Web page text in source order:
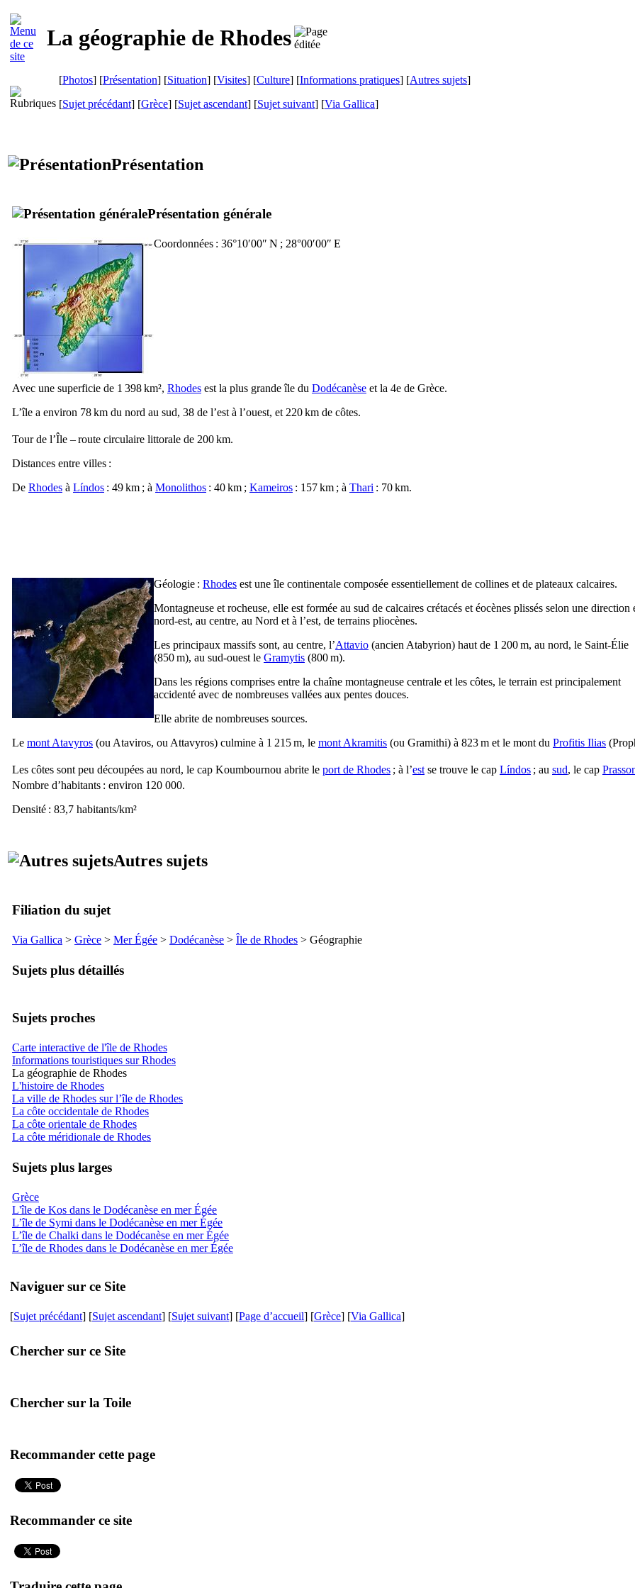
La géographie de Rhodes
[Photos] [Présentation] [Situation] [Visites] [Culture] [Informations pratiques] [Autres sujets]
[Sujet précédant] [Grèce] [Sujet ascendant] [Sujet suivant] [Via Gallica]
Présentation
Présentation générale
Coordonnées : 36°10′00″ N ; 28°00′00″ E
Avec une superficie de 1 398 km², Rhodes est la plus grande île du Dodécanèse et la 4e de Grèce.
L’île a environ 78 km du nord au sud, 38 de l’est à l’ouest, et 220 km de côtes.
Tour de l’Île – route circulaire littorale de 200 km.
Distances entre villes :
De Rhodes à Líndos : 49 km ; à Monolithos : 40 km ; Kameiros : 157 km ; à Thari : 70 km.
Géologie : Rhodes est une île continentale composée essentiellement de collines et de plateaux calcaires.
Montagneuse et rocheuse, elle est formée au sud de calcaires crétacés et éocènes plissés selon une direction
nord-est, au centre, au Nord et à l’est, de terrains pliocènes.
Les principaux massifs sont, au centre, l’Attavio (ancien Atabyrion) haut de 1 200 m, au nord, le Saint-Élie
(850 m), au sud-ouest le Gramytis (800 m).
Dans les régions comprises entre la chaîne montagneuse centrale et les côtes, le terrain est principalement
accidenté avec de nombreuses vallées aux pentes douces.
Elle abrite de nombreuses sources.
Le mont Atavyros (ou Ataviros, ou Attavyros) culmine à 1 215 m, le mont Akramitis (ou Gramithi) à 823 m et le mont du Profitis Ilias
Les côtes sont peu découpées au nord, le cap Koumbournou abrite le port de Rhodes ; à l’est se trouve le cap Líndos ; au sud, le cap
Nombre d’habitants : environ 120 000.
Densité : 83,7 habitants/km²
Autres sujets
Filiation du sujet
Via Gallica > Grèce > Mer Égée > Dodécanèse > Île de Rhodes > Géographie
Sujets plus détaillés
Sujets proches
Carte interactive de l'île de Rhodes
Informations touristiques sur Rhodes
La géographie de Rhodes
L'histoire de Rhodes
La ville de Rhodes sur l’île de Rhodes
La côte occidentale de Rhodes
La côte orientale de Rhodes
La côte méridionale de Rhodes
Sujets plus larges
Grèce
L'île de Kos dans le Dodécanèse en mer Égée
L’île de Symi dans le Dodécanèse en mer Égée
L’île de Chalki dans le Dodécanèse en mer Égée
L’île de Rhodes dans le Dodécanèse en mer Égée
Naviguer sur ce Site
[Sujet précédant] [Sujet ascendant] [Sujet suivant] [Page d’accueil] [Grèce] [Via Gallica]
Chercher sur ce Site
Chercher sur la Toile
Recommander cette page
Recommander ce site